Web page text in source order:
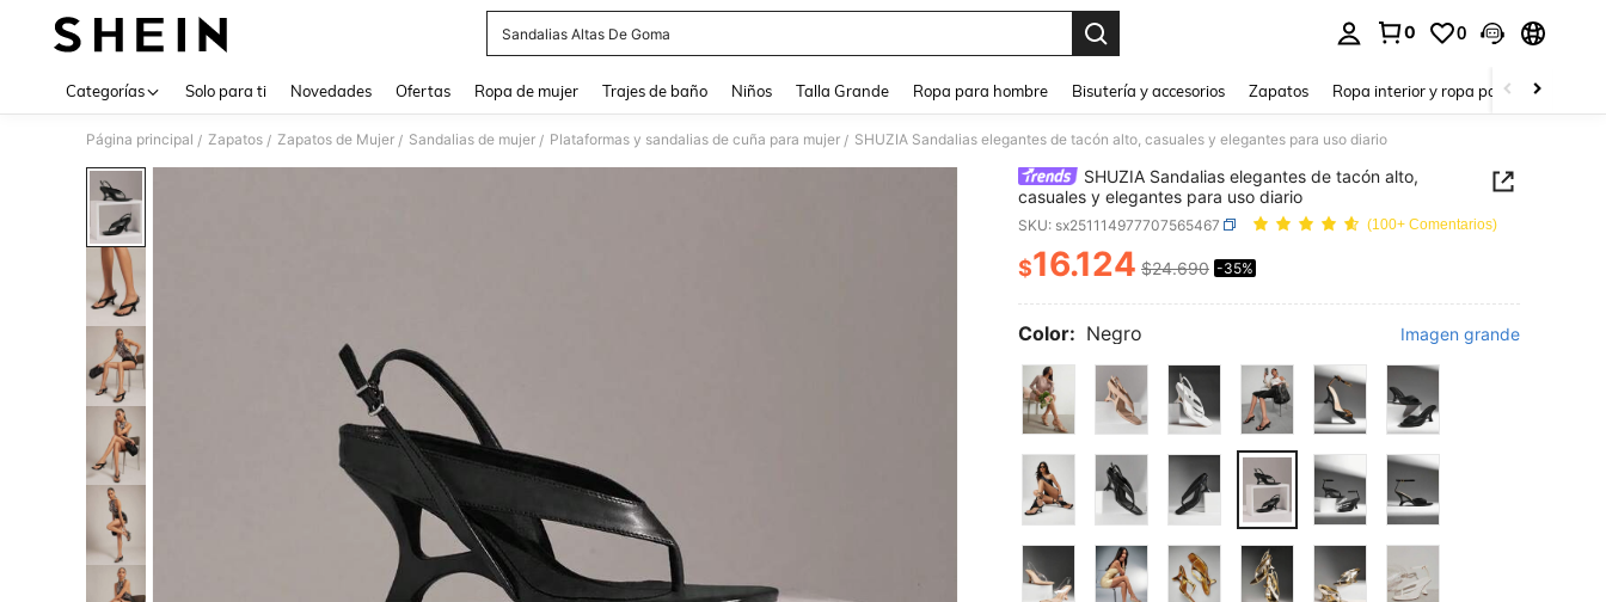
Sandalias Altas De Goma
0 0
Categorías Solo para ti Novedades Ofertas Ropa de mujer Trajes de baño Niños Talla Grande Ropa para hombre Bisutería y accesorios Zapatos Ropa interior y ropa para dormir
Página principal / Zapatos / Zapatos de Mujer / Sandalias de mujer / Plataformas y sandalias de cuña para mujer / SHUZIA Sandalias elegantes de tacón alto, casuales y elegantes para uso diario
SHUZIA Sandalias elegantes de tacón alto,
casuales y elegantes para uso diario
SKU: sx251114977707565467 (100+ Comentarios)
PRICE AND AVAILABILITY
$16.124 $24.690 -35%
Color: Negro Imagen grande